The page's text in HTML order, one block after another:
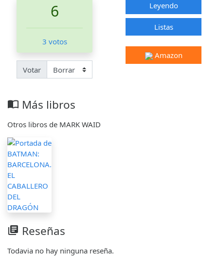
6
3 votos
Votar
Leyendo
Listas
Amazon
import_contacts Más libros
Otros libros de MARK WAID
library_books Reseñas
Todavia no hay ninguna reseña.